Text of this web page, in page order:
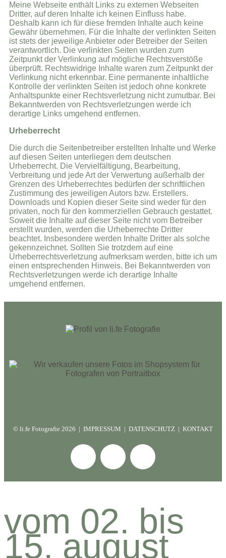
Meine Webseite enthält Links zu externen Webseiten
Dritter, auf deren Inhalte ich keinen Einfluss habe.
Deshalb kann ich für diese fremden Inhalte auch keine
Gewähr übernehmen. Für die Inhalte der verlinkten Seiten
ist stets der jeweilige Anbieter oder Betreiber der Seiten
verantwortlich. Die verlinkten Seiten wurden zum
Zeitpunkt der Verlinkung auf mögliche Rechtsverstöße
überprüft. Rechtswidrige Inhalte waren zum Zeitpunkt der
Verlinkung nicht erkennbar. Eine permanente inhaltliche
Kontrolle der verlinkten Seiten ist jedoch ohne konkrete
Anhaltspunkte einer Rechtsverletzung nicht zumutbar. Bei
Bekanntwerden von Rechtsverletzungen werde ich
derartige Links umgehend entfernen.
Urheberrecht
Die durch die Seitenbetreiber erstellten Inhalte und Werke
auf diesen Seiten unterliegen dem deutschen
Urheberrecht. Die Vervielfältigung, Bearbeitung,
Verbreitung und jede Art der Verwertung außerhalb der
Grenzen des Urheberrechtes bedürfen der schriftlichen
Zustimmung des jeweiligen Autors bzw. Erstellers.
Downloads und Kopien dieser Seite sind weder für den
privaten, noch für den kommerziellen Gebrauch gestattet.
Soweit die Inhalte auf dieser Seite nicht vom Betreiber
erstellt wurden, werden die Urheberrechte Dritter
beachtet. Insbesondere werden Inhalte Dritter als solche
gekennzeichnet. Sollten Sie trotzdem auf eine
Urheberrechtsverletzung aufmerksam werden, bitte ich um
einen entsprechenden Hinweis. Bei Bekanntwerden von
Rechtsverletzungen werde ich derartige Inhalte
umgehend entfernen.
© li.fe Fotografie 2026 | IMPRESSUM | DATENSCHUTZ | KONTAKT
vom 02. bis
15. august